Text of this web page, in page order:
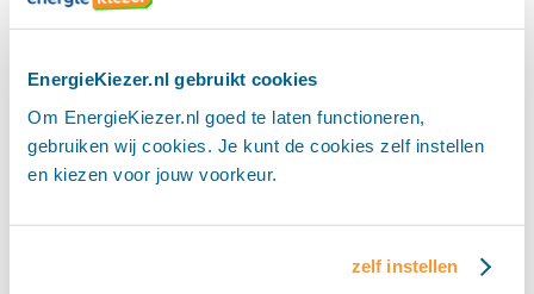
EnergieKiezer.nl gebruikt cookies
Om EnergieKiezer.nl goed te laten functioneren,
gebruiken wij cookies. Je kunt de cookies zelf instellen
en kiezen voor jouw voorkeur.
zelf instellen
De hoek waaronder de panelen geïnstalleerd
Op basis van deze informatie kan je een geschikte
omvormer kiezen.
Waar moet je op letten bij het
kiezen van een omvormer?